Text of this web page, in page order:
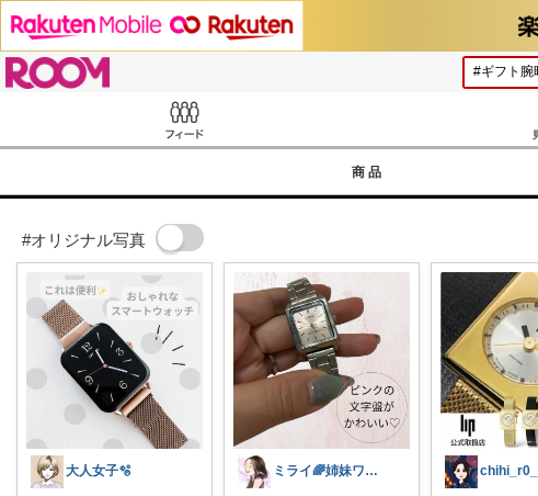
商品
#オリジナル写真
大人女子🫧 ミライ🌈姉妹ワーママ